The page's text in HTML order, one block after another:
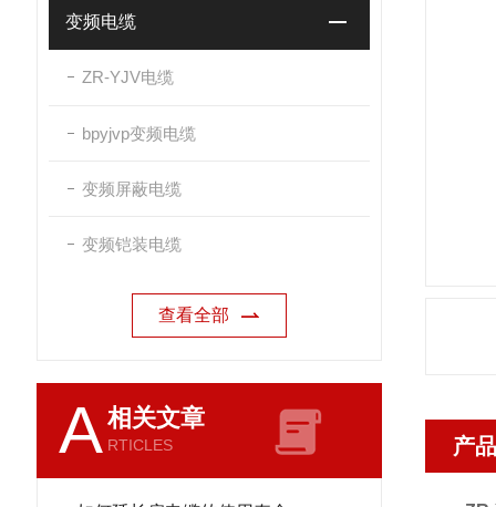
变频电缆
ZR-YJV电缆
bpyjvp变频电缆
变频屏蔽电缆
变频铠装电缆
查看全部
A相关文章
RTICLES 产